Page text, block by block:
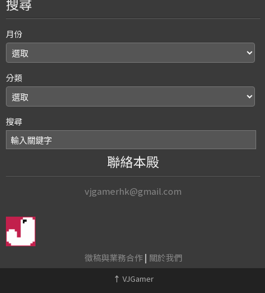
月份
分類
搜尋
聯絡本殿
vjgamerhk@gmail.com
徵稿與業務合作| 關於我們
↑ VJGamer